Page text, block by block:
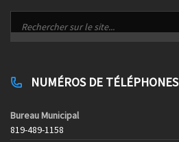
NUMÉROS DE TÉLÉPHONES
Bureau Municipal
819-489-1158